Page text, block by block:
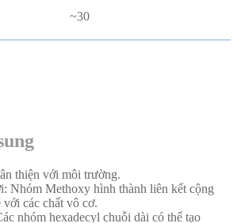
~30
thiện với môi trường.
Nhóm Methoxy hình thành liên kết cộng
với các chất vô cơ.
nhóm hexadecyl chuỗi dài có thể tạo